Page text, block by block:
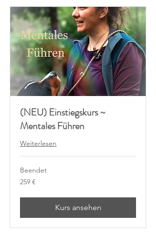
(NEU) Einstiegskurs ~
Mentales Führen
Weiterlesen
Beendet
259
Euro
259 €
Kurs ansehen